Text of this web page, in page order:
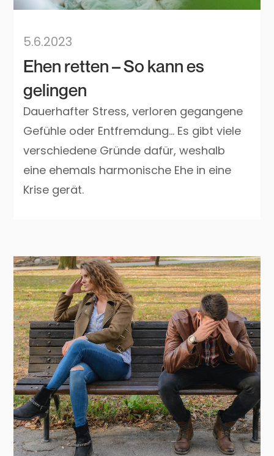
5.6.2023
Ehen retten – So kann es
gelingen
Dauerhafter Stress, verloren gegangene
Gefühle oder Entfremdung... Es gibt viele
verschiedene Gründe dafür, weshalb
eine ehemals harmonische Ehe in eine
Krise gerät.